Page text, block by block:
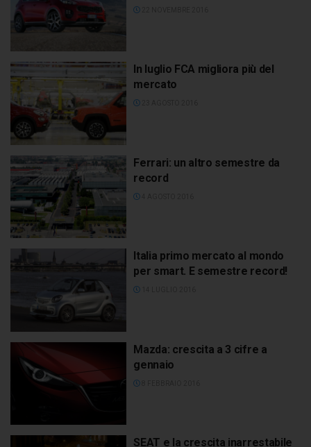
In luglio FCA migliora più del
mercato
Ferrari: un altro semestre da
record
Italia primo mercato al mondo
per smart. E semestre record!
Mazda: crescita a 3 cifre a
gennaio
SEAT e la crescita inarrestabile